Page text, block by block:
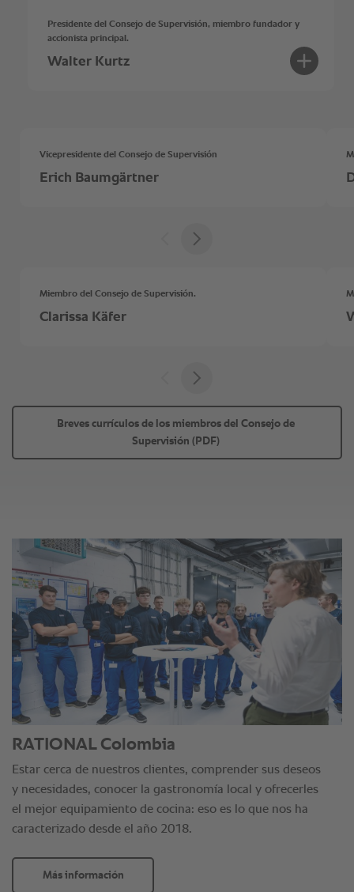
Breves currículos de los miembros del Consejo de
Supervisión (PDF)
RATIONAL Colombia
Estar cerca de nuestros clientes, comprender sus deseos
y necesidades, conocer la gastronomía local y ofrecerles
el mejor equipamiento de cocina: eso es lo que nos ha
caracterizado desde el año 2018.
Más información